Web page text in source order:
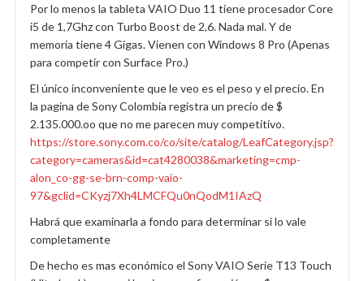
Por lo menos la tableta VAIO Duo 11 tiene procesador Core
i5 de 1,7Ghz con Turbo Boost de 2,6. Nada mal. Y de
memoria tiene 4 Gigas. Vienen con Windows 8 Pro (Apenas
para competir con Surface Pro.)
El único inconveniente que le veo es el peso y el precio. En
la pagina de Sony Colombia registra un precio de $
2.135.000.oo que no me parecen muy competitivo.
https://store.sony.com.co/co/site/catalog/LeafCategory.jsp?
category=cameras&id=cat4280038&marketing=cmp-
alon_co-gg-se-brn-comp-vaio-
97&gclid=CKyzj7Xh4LMCFQu0nQodM1IAzQ
Habrá que examinarla a fondo para determinar si lo vale
completamente
De hecho es mas económico el Sony VAIO Serie T13 Touch